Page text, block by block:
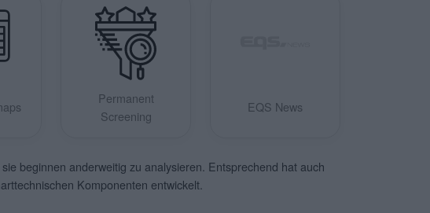
Permanent
Screening
EQS News
beginnen anderweitig zu analysieren. Entsprechend hat auch
Komponenten entwickelt.